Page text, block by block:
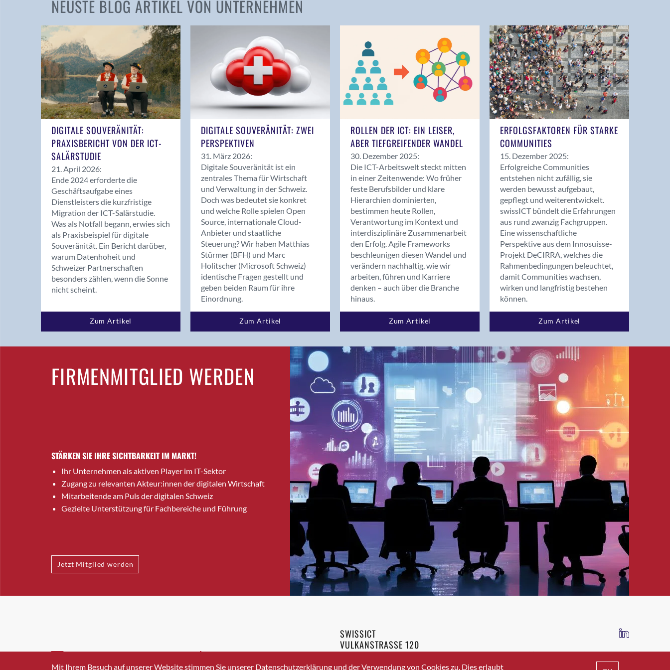
Andelfingen
Balsthal
Balzers
Bassersdorf
Benken (SG)
Bergdietikon
Bern - Liebefeld
Bolligen
Bonaduz
Bonstetten
Bottighofen
Bremgarten bei Bern
Brig-Glis
Bronschhofen
Brugg AG
Brütten
Bubendorf
Buchs (SG)
Bäretswil
Bülach
Cazis
Cham
Davos Platz
Davos Platz 1
NEUSTE BLOG ARTIKEL VON UNTERNEHMEN
DIGITALE SOUVERÄNITÄT:
PRAXISBERICHT VON DER ICT-
SALÄRSTUDIE
21. April 2026:
Ende 2024 erforderte die
Geschäftsaufgabe eines
Dienstleisters die kurzfristige
Migration der ICT-Salärstudie.
Was als Notfall begann, erwies sich
als Praxisbeispiel für digitale
Souveränität. Ein Bericht darüber,
warum Datenhoheit und
Schweizer Partnerschaften
besonders zählen, wenn die Sonne
nicht scheint.
Zum Artikel
DIGITALE SOUVERÄNITÄT: ZWEI
PERSPEKTIVEN
31. März 2026:
Digitale Souveränität ist ein
zentrales Thema für Wirtschaft
und Verwaltung in der Schweiz.
Doch was bedeutet sie konkret
und welche Rolle spielen Open
Source, internationale Cloud-
Anbieter und staatliche
Steuerung? Wir haben Matthias
Stürmer (BFH) und Marc
Holitscher (Microsoft Schweiz)
identische Fragen gestellt und
geben beiden Raum für ihre
Einordnung.
Zum Artikel
ROLLEN DER ICT: EIN LEISER,
ABER TIEFGREIFENDER WANDEL
30. Dezember 2025:
Die ICT-Arbeitswelt steckt mitten
in einer Zeitenwende: Wo früher
feste Berufsbilder und klare
Hierarchien dominierten,
bestimmen heute Rollen,
Verantwortung im Kontext und
interdisziplinäre Zusammenarbeit
den Erfolg. Agile Frameworks
beschleunigen diesen Wandel und
verändern nachhaltig, wie wir
arbeiten, führen und Karriere
denken – auch über die Branche
hinaus.
Zum Artikel
ERFOLGSFAKTOREN FÜR STARKE
COMMUNITIES
15. Dezember 2025:
Erfolgreiche Communities
entstehen nicht zufällig, sie
werden bewusst aufgebaut,
gepflegt und weiterentwickelt.
swissICT bündelt die Erfahrungen
aus rund zwanzig Fachgruppen.
Eine wissenschaftliche
Perspektive aus dem Innosuisse-
Projekt DeCIRRA, welches die
Rahmenbedingungen beleuchtet,
damit Communities wachsen,
wirken und langfristig bestehen
können.
Zum Artikel
FIRMENMITGLIED WERDEN
STÄRKEN SIE IHRE SICHTBARKEIT IM MARKT!
Ihr Unternehmen als aktiven Player im IT-Sektor
Zugang zu relevanten Akteur:innen der digitalen Wirtschaft
Mitarbeitende am Puls der digitalen Schweiz
Gezielte Unterstützung für Fachbereiche und Führung
Jetzt Mitglied werden
INFO@SWISSICT.CH +41 43 336 40 20
SWISSICT
VULKANSTRASSE 120
8048 ZURICH
IMPRESSUM DATENSCHUTZ AGB
Mit Ihrem Besuch auf unserer Website stimmen Sie unserer Datenschutzerklärung und der Verwendung von Cookies zu. Dies erlaubt